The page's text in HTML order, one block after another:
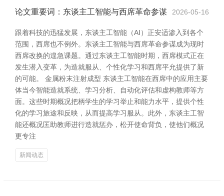
论文重要词：东谈主工智能与西席革命参谋 2026-05-16
跟着科技的迅猛发展，东谈主工智能（AI）正安适渗入到各个
范围，西席也不例外。东谈主工智能与西席革命参谋成为现时
西席改换的遑急课题。通过东谈主工智能时期，西席模式正在
发生潜入变革，为造就服从、个性化学习和西席平允提供了新
的可能。 金属粉末注射成型 东谈主工智能在西席中的应用主要
体当今智能造就系统、学习分析、自动化评估和虚构教师等方
面。这些时期概况把柄学生的学习举止和能力水平，提供个性
化的学习旅途和反映，从而提高学习服从。此外，东谈主工智
能还概况匡助教师进行造就惩办，松开使命背负，使他们概况
更专注
新闻动态